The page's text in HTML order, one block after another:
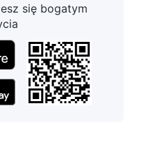
| „Posłaniec
(Zwiastun)
| „Czas
znasz drogę do
się bogatym